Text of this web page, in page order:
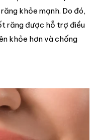
khỏe mạnh. Do đó,
răng được hỗ trợ điều
khỏe hơn và chống